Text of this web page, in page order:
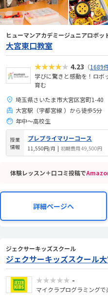
ヒューマンアカデミージュニアロボッ
大宮東口教室
★★★★★ 4.23 （1689
学びに驚きと感動を！ロボ
育む
埼玉県さいたま市大宮区宮町1-40
大宮駅（宇都宮線 ）から徒歩5分
年中～高校生
授業
情報
プレプライマリーコース
11,550円/月 | 初期費用 49,500円
体験レッスン＋口コミ投稿で
詳細ページへ
ジェクサーキッズスクール
ジェクサーキッズスクール
★★★★★ -
マイクラプログラミング